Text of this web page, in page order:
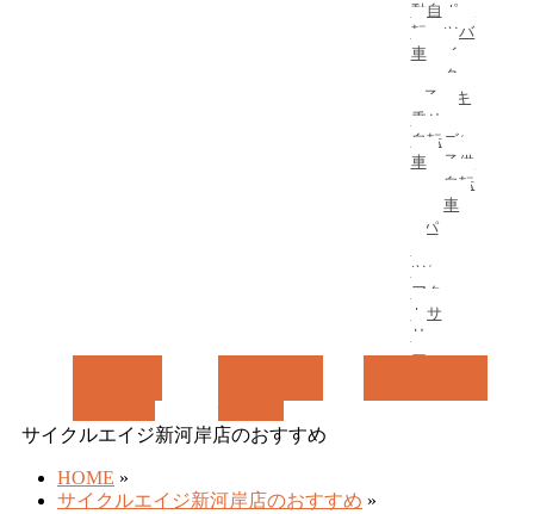
動自
転
車
ポー
ツバ
イ
ク
子
乗せ
自転
車
キ
ズ/
子供
自転
車
パ
ツ/
アク
セサ
リ
ー
サイクルエイジ新河岸店のおすすめ
HOME »
サイクルエイジ新河岸店のおすすめ »